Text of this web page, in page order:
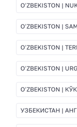
OʻZBEKISTON |
OʻZBEKISTON |
OʻZBEKISTON |
OʻZBEKISTON |
OʻZBEKISTON |
УЗБЕКИСТАН |